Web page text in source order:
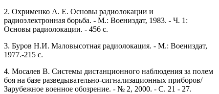
2. Охрименко А. Е. Основы радиолокации и
радиоэлектронная борьба. - М.: Воениздат, 1983. - Ч. 1:
Основы радиолокации. - 456 с.
3. Буров Н.И. Маловысотная радиолокация. - М.: Воениздат,
1977.-215 с.
4. Мосалев В. Системы дистанционного наблюдения за полем
боя на базе разведывательно-сигнализационных приборов/
Зарубежное военное обозрение. - № 2, 2000. - С. 21 - 27.